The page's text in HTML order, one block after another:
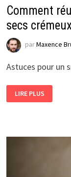
Comment
secs
parMaxence
Astuces pour un
COMMENT
RÉUSSIR
UN
CRÉMEUX
LIRE PLUS